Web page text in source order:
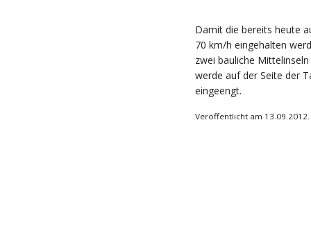
Damit die bereits heute
70 km/h eingehalten
zwei bauliche
werde auf der Seite der
eingeengt.
Veröffentlicht am 13.09.2012.